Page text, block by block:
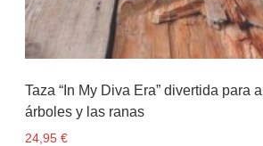
Taza “In My Diva Era” divertida para
árboles y las ranas
24,95 €